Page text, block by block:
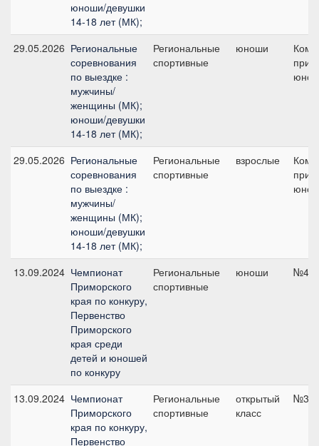
юноши/девушки
14-18 лет (МК);
29.05.2026 Региональные
соревнования
по выездке :
мужчины/
женщины (МК);
юноши/девушки
14-18 лет (МК);
Региональные
спортивные
юноши
приз
29.05.2026 Региональные
соревнования
по выездке :
мужчины/
женщины (МК);
юноши/девушки
14-18 лет (МК);
Региональные
спортивные
взрослые
приз
13.09.2024 Чемпионат
Приморского
края по конкуру,
Первенство
Приморского
края среди
детей и юношей
по конкуру
Региональные
спортивные
юноши №4,
13.09.2024 Чемпионат
Приморского
края по конкуру,
Первенство
Региональные
спортивные
открытый
класс
№3,